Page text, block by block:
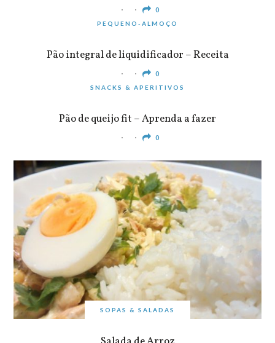
0
PEQUENO-ALMOÇO
Pão integral de liquidificador – Receita
0
SNACKS & APERITIVOS
Pão de queijo fit – Aprenda a fazer
0
SOPAS & SALADAS